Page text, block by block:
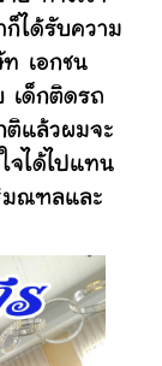
ได้รับความ
เอกชน
เด็กติดรถ
ติแล้วผมจะ
จได้ไปแทน
มณฑลและ